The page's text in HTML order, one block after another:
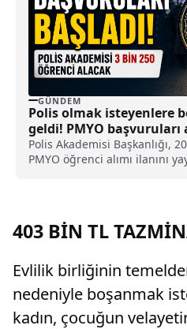
GÜNDEM
Polis olmak isteyenlere
geldi! PMYO başvuruları
Polis Akademisi Başkanlığı,
PMYO öğrenci alımı ilanını
403 BİN TL
Evlilik birliğinin
nedeniyle boşanmak
kadın, çocuğun